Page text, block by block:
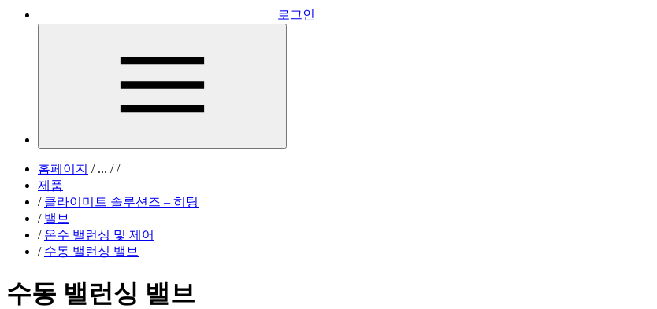
로그인
홈페이지 /... / /
제품
/ 클라이미트 솔루션즈 – 히팅
/ 밸브
/ 온수 밸런싱 및 제어
/ 수동 밸런싱 밸브
수동 밸런싱 밸브